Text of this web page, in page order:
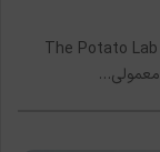
هشدار: این مقاله حاوی اسپویل است. سریال کره ای The Potato Lab